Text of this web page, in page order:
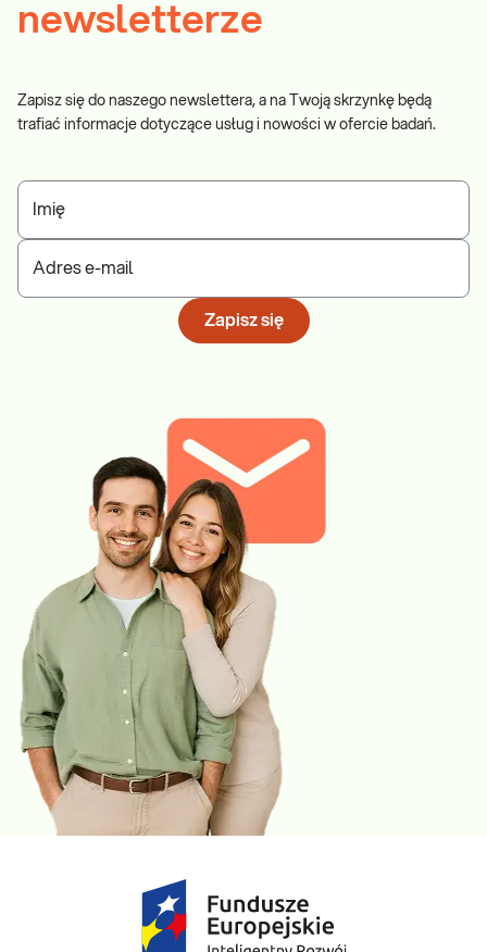
newsletterze
Zapisz się do naszego newslettera, a na Twoją skrzynkę będą
trafiać informacje dotyczące usług i nowości w ofercie badań.
Imię
Adres e-mail
Zapisz się